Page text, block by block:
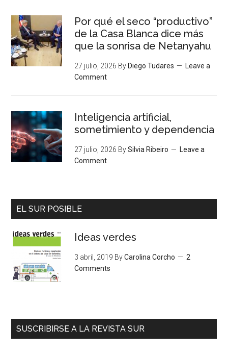
Por qué el seco “productivo”
de la Casa Blanca dice más
que la sonrisa de Netanyahu
27 julio, 2026 ByDiego Tudares
Leave a
Comment
Inteligencia artificial,
sometimiento y dependencia
27 julio, 2026 BySilvia Ribeiro
Leave a
Comment
EL SUR POSIBLE
Ideas verdes
3 abril, 2019 ByCarolina Corcho
2
Comments
SUSCRIBIRSE A LA REVISTA SUR